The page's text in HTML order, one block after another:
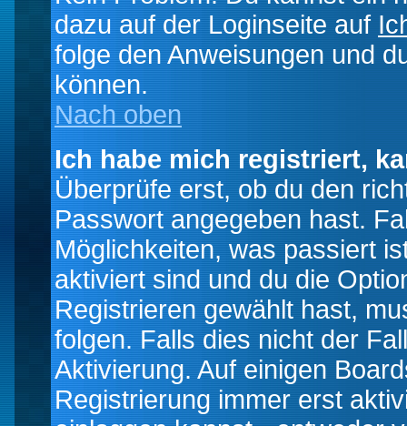
dazu auf der Loginseite auf
folge den Anweisungen und
können.
Nach oben
Ich habe mich registriert,
Überprüfe erst, ob du den
Passwort angegeben hast.
Möglichkeiten, was passiert
aktiviert sind und du die
Registrieren gewählt hast,
folgen. Falls dies nicht der
Aktivierung. Auf einigen
Registrierung immer erst